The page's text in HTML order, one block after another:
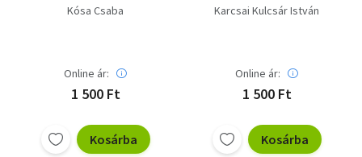
Kósa Csaba
Online ár:
1 500 Ft
Kosárba
Karcsai Kulcsár István
Online ár:
1 500 Ft
Kosárba